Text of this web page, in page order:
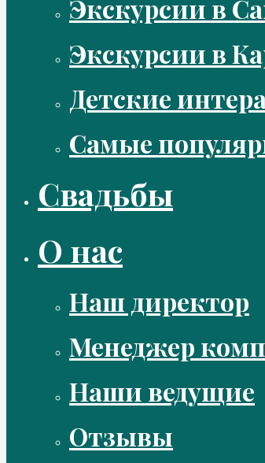
Экскурсии в
Экскурсии в
Детские
Самые
Свадьбы
О нас
Наш директор
Менеджер
Наши ведущие
Отзывы